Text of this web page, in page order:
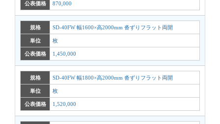
公表価格 870,000
規格 SD-40FW 幅1600×高2000mm 沓ずりフラット両開
単位 枚
公表価格 1,450,000
規格 SD-40FW 幅1800×高2000mm 沓ずりフラット両開
単位 枚
公表価格 1,520,000